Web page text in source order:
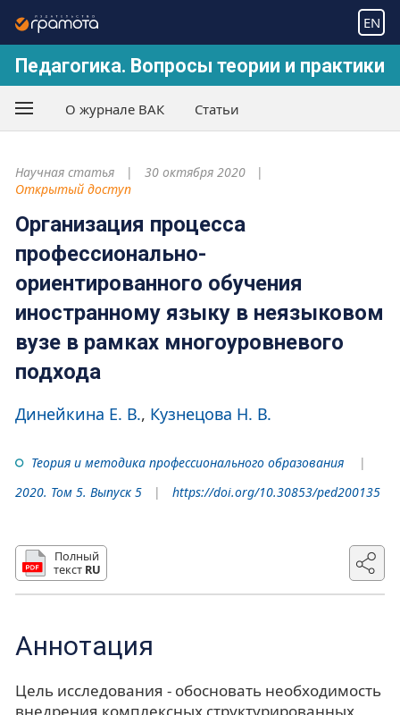
EN
Педагогика. Вопросы теории и практики
О журнале ВАК Статьи
Научная статья
30 октября 2020
Открытый доступ
Организация процесса
профессионально-
ориентированного обучения
иностранному языку в неязыковом
вузе в рамках многоуровневого
подхода
Динейкина Е. В. Кузнецова Н. В.
Теория и методика профессионального образования
2020. Том 5. Выпуск 5
https://doi.org/10.30853/ped200135
Полный
текст RU
Аннотация
Цель исследования - обосновать необходимость